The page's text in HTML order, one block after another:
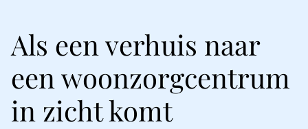
Als een verhuis naar
een woonzorgcentrum
in zicht komt